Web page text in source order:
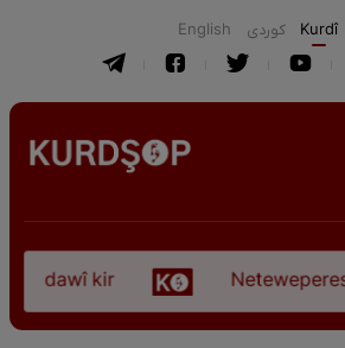
English كوردی Kurdî
dawî kir